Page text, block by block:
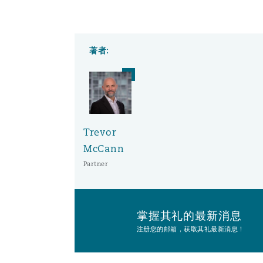
著者:
Trevor
McCann
Partner
掌握其礼的最新消息
注册您的邮箱，获取其礼最新消息！